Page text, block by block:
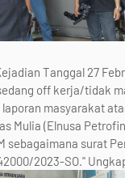
Tanggal 27
off kerja/tidak
masyarakat
Mulia (Elnusa
sebagaimana surat
2023-SO."